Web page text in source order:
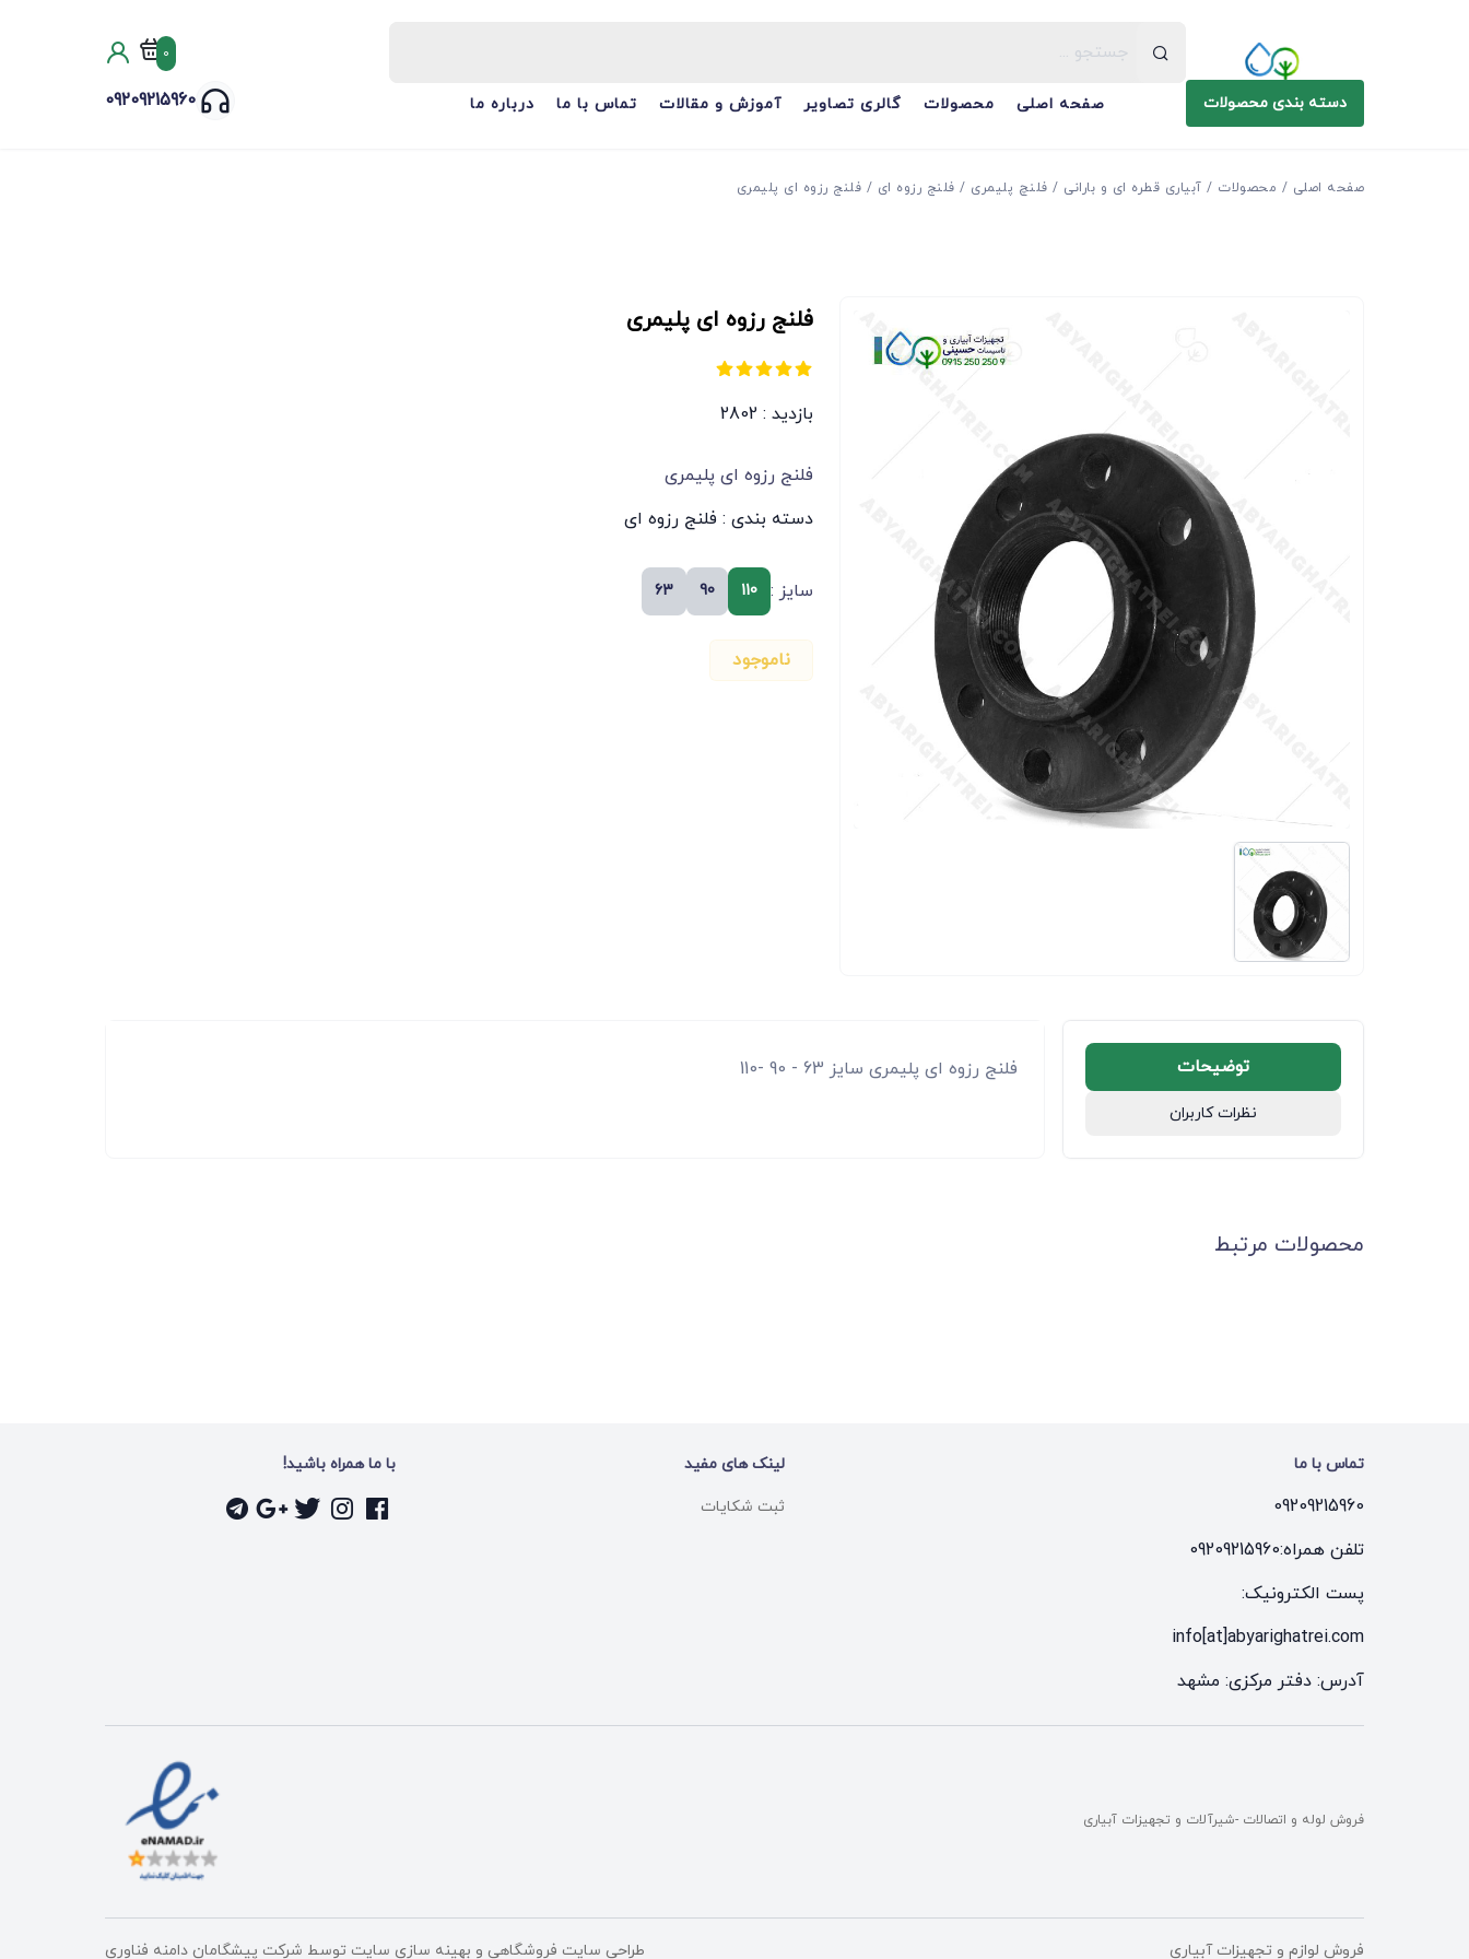
دسته بندی محصولات صفحه اصلی محصولات گالری تصاویر آموزش و مقالات تماس با ما درباره ما
0
09209215960
صفحه اصلی محصولات آبیاری قطره ای و بارانی فلنچ پلیمری فلنج رزوه ای فلنج رزوه ای پلیمری
فلنج رزوه ای پلیمری
بازدید : 2802
فلنج رزوه ای پلیمری
دسته بندی : فلنج رزوه ای
سایز : 110
90
63
ناموجود
توضیحات
نظرات کاربران
فلنج رزوه ای پلیمری سایز 63 - 90 -110
محصولات مرتبط
تماس با ما
09209215960
تلفن همراه:09209215960
پست الکترونیک:
info[at]abyarighatrei.com
آدرس: دفتر مرکزی: مشهد
لینک های مفید
ثبت شکایات
با ما همراه باشید!
فروش لوله و اتصالات -شیرآلات و تجهیزات آبیاری
فروش لوازم و تجهیزات آبیاری طراحی سایت فروشگاهی و بهینه سازی سایت توسط شرکت پیشگامان دامنه فناوری